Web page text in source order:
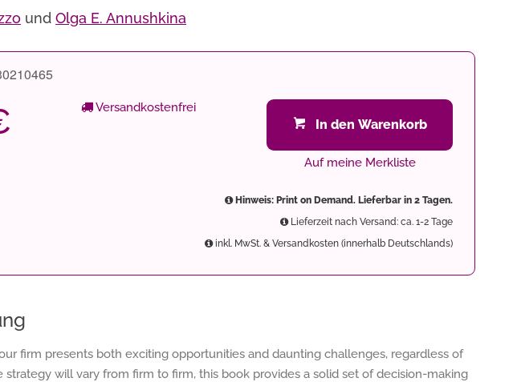
und Olga E. Annushkina
Versandkostenfrei
In den Warenkorb
Auf meine Merkliste
Hinweis: Print on Demand. Lieferbar in 2 Tagen.
Lieferzeit nach Versand: ca. 1-2 Tage
inkl. MwSt. & Versandkosten (innerhalb Deutschlands)
firm presents both exciting opportunities and daunting challenges, regardless of
strategy will vary from firm to firm, this book provides a solid set of decision-making